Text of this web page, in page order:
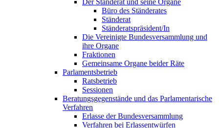
Der Ständerat und seine Organe
Büro des Ständerates
Ständerat
Ständeratspräsident/In
Die Vereinigte Bundesversammlung und
ihre Organe
Fraktionen
Gemeinsame Organe beider Räte
Parlamentsbetrieb
Ratsbetrieb
Sessionen
Beratungsgegenstände und das Parlamentarische
Verfahren
Erlasse der Bundesversammlung
Verfahren bei Erlassentwürfen